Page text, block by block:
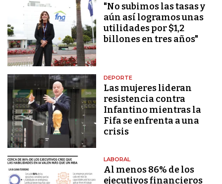
"No subimos las tasas y
aún así logramos unas
utilidades por $1,2
billones en tres años"
DEPORTE
Las mujeres lideran
resistencia contra
Infantino mientras la
Fifa se enfrenta a una
crisis
LABORAL
Al menos 86% de los
ejecutivos financieros